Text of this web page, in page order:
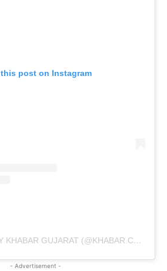
post on Instagram
A POST SHARED BY KHABAR GUJARAT (@KHABAR.COMMUNICATION)
- Advertisement -